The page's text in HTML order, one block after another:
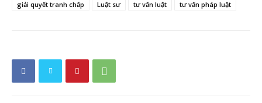
giải quyết tranh chấp
Luật sư tư vấn luật tư vấn pháp luật